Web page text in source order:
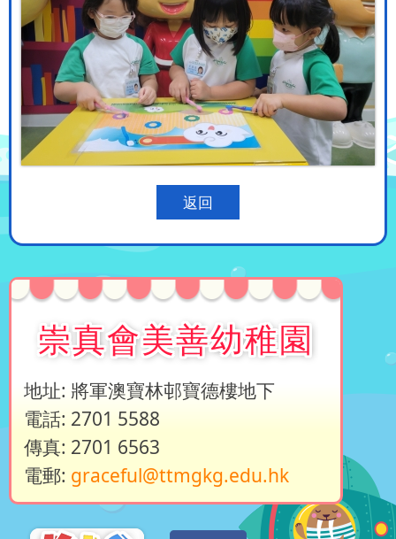
返回
崇真會美善幼稚園
地址: 將軍澳寶林邨寶德樓地下
電話: 2701 5588
傳真: 2701 6563
電郵: graceful@ttmgkg.edu.hk